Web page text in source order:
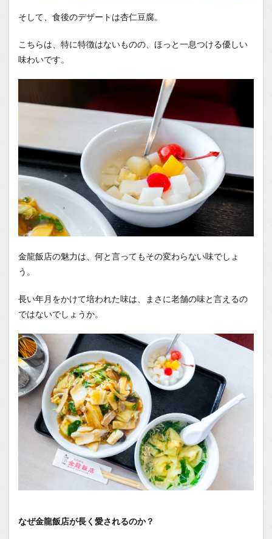
そして、食後のデザートは杏仁豆腐。
こちらは、特に特徴はないものの、ほっと一息つける優しい
味わいです。
金龍飯店の魅力は、何と言ってもその変わらない味でしょ
う。
長い年月をかけて培われた味は、まさに老舗の味と言えるの
ではないでしょうか。
なぜ金龍飯店が長く愛されるのか？